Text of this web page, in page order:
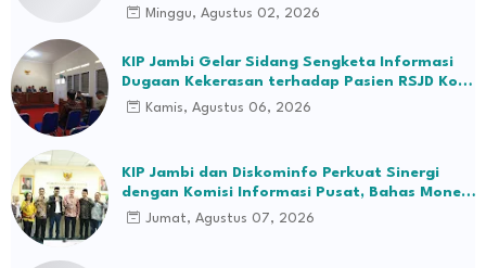
Ilir Bakal Blokade Jalan
Minggu, Agustus 02, 2026
KIP Jambi Gelar Sidang Sengketa Informasi
Dugaan Kekerasan terhadap Pasien RSJD Kol.
H.M.Syukur Jambi
Kamis, Agustus 06, 2026
KIP Jambi dan Diskominfo Perkuat Sinergi
dengan Komisi Informasi Pusat, Bahas Monev
hingga Seleksi Komisioner
Jumat, Agustus 07, 2026